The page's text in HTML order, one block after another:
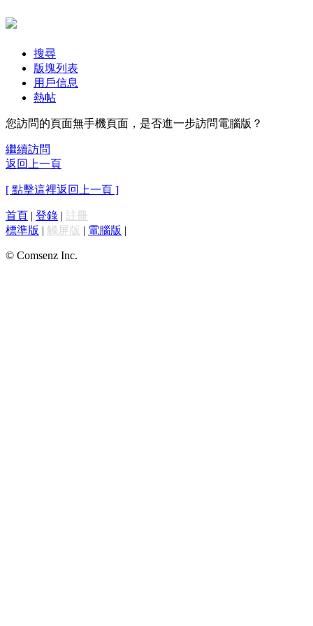
搜尋
版塊列表
用戶信息
熱帖
您訪問的頁面無手機頁面，是否進一步訪問電腦版？
繼續訪問
返回上一頁
[ 點擊這裡返回上一頁 ]
首頁 | 登錄 | 註冊
標準版 | 觸屏版 | 電腦版 |
© Comsenz Inc.